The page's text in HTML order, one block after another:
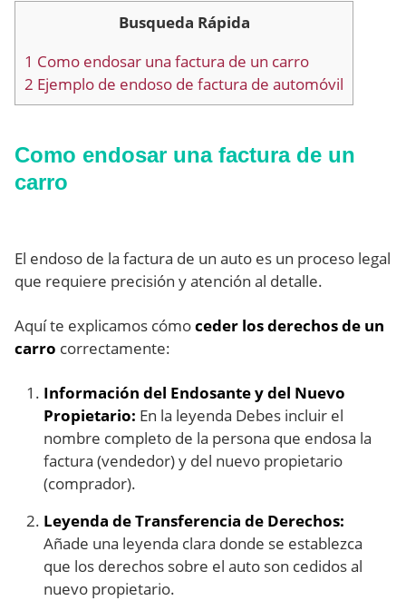
Busqueda Rápida
1 Como endosar una factura de un carro
2 Ejemplo de endoso de factura de automóvil
Como endosar una factura de un
carro
El endoso de la factura de un auto es un proceso legal
que requiere precisión y atención al detalle.
Aquí te explicamos cómoceder los derechos de un
carro correctamente:
Información del Endosante y del Nuevo
Propietario: En la leyenda Debes incluir el
nombre completo de la persona que endosa la
factura (vendedor) y del nuevo propietario
(comprador).
Leyenda de Transferencia de Derechos:
Añade una leyenda clara donde se establezca
que los derechos sobre el auto son cedidos al
nuevo propietario.